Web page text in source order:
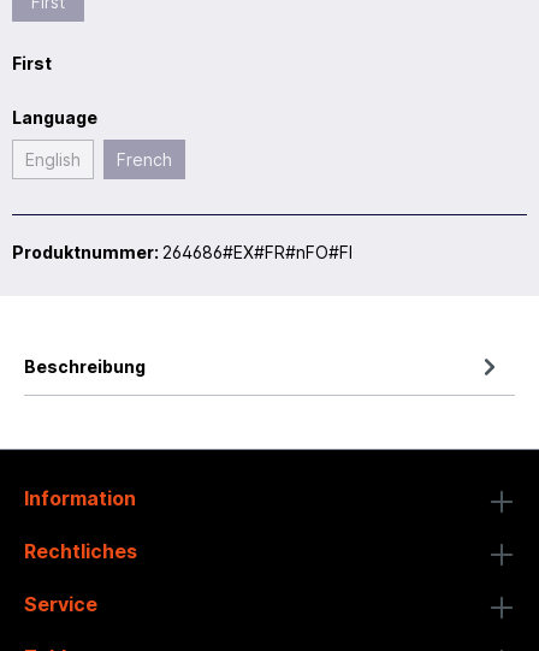
First
Language
English French
Produktnummer: 264686#EX#FR#nFO#FI
Beschreibung
Information
Rechtliches
Service